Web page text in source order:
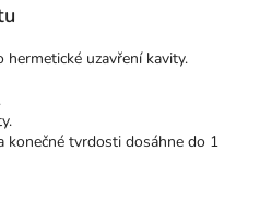
uzavření kavity.
konečné tvrdosti dosáhne do 1